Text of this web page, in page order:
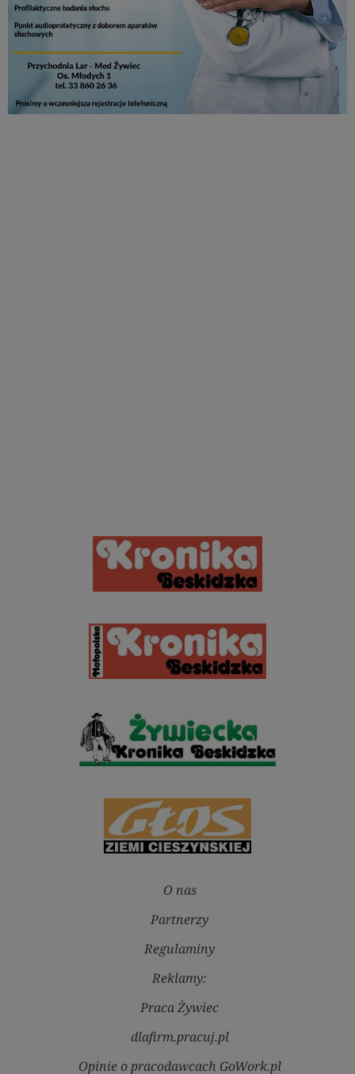
O nas
Partnerzy
Regulaminy
Reklamy:
Praca Żywiec
dlafirm.pracuj.pl
Opinie o pracodawcach GoWork.pl